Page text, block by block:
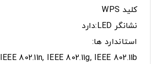
کلید WPS
نشانگر LED:دارد
استاندارد ها:
IEEE 802.11n, IEEE 802.11g, IEEE 802.11b